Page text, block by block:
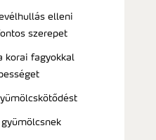
elleni
szerepet
korai fagyokkal